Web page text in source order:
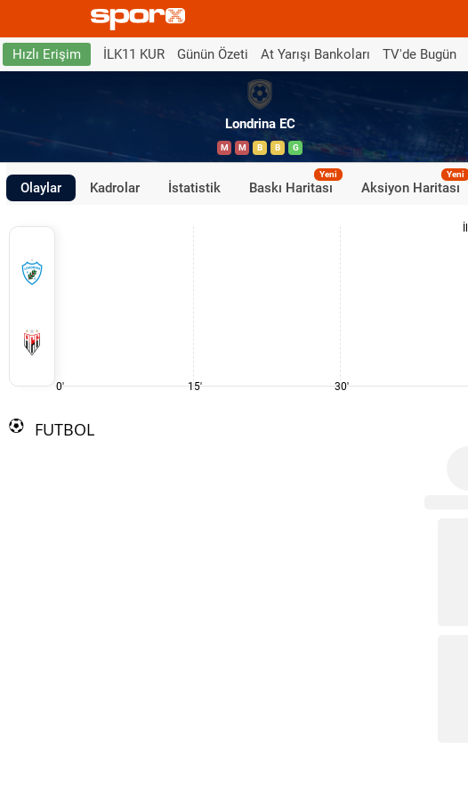
Hızlı Erişim İLK11 KUR Günün Özeti At Yarışı Bankoları TV'de Bugün
Londrina EC
M M B B G
Olaylar Kadrolar İstatistik Baskı Haritası
Yeni
Aksiyon Haritası
Yeni
0' 15' 30'
FUTBOL